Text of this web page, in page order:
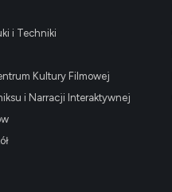
i Techniki
Kultury Filmowej
i Narracji Interaktywnej